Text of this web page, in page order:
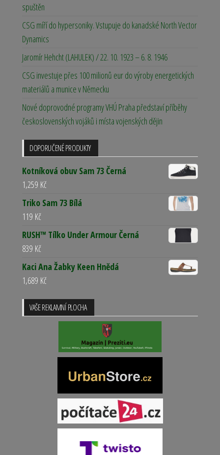
spuštěn
CSG míří do hypersoniky. Vstupuje do kanadské North Vector
Dynamics
Jaromír Hehcht (LAHULEK) / 22. 10. 1923 – 6. 8. 1946
CSG investuje přes 100 milionů eur do výroby energetických
materiálů a munice v Německu
Nové doprovodné programy VHÚ Praha představí příběhy
československých vojáků i místa vojenských dějin
DOPORUČENÉ PRODUKTY
Kotníková obuv Sam 73 Černá
1,259 Kč
Triko Sam 73 Bílá
119 Kč
RUSH™ Tílko Under Armour Černá
839 Kč
Kaci Ana Žabky Keen Hnědá
1,689 Kč
VAŠE REKLAMNÍ PLOCHA